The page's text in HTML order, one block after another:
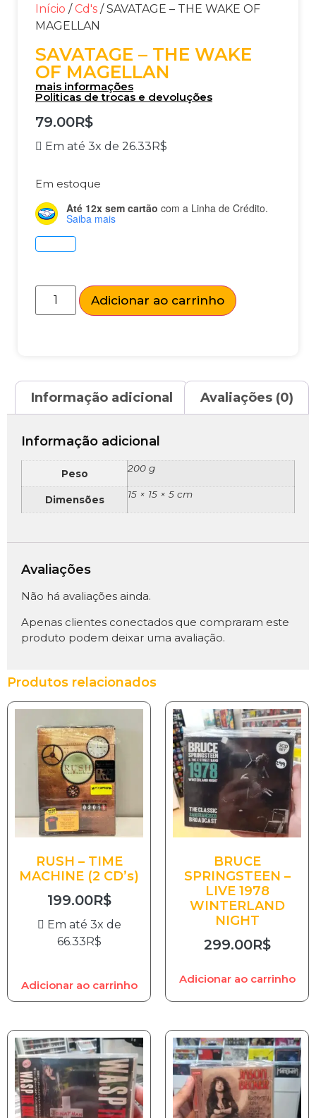
Início / Cd's / SAVATAGE – THE WAKE OF
MAGELLAN
SAVATAGE – THE WAKE
OF MAGELLAN
mais informações
Politicas de trocas e devoluções
79.00R$
Em até 3x de 26.33R$
Em estoque
Até 12x sem cartão com a Linha de Crédito.
Saiba mais
Adicionar ao carrinho
Informação adicional Avaliações (0)
Informação adicional
Peso 200 g
Dimensões 15 × 15 × 5 cm
Avaliações
Não há avaliações ainda.
Apenas clientes conectados que compraram este
produto podem deixar uma avaliação.
Produtos relacionados
RUSH – TIME
MACHINE (2 CD’s)
199.00R$
Em até 3x de
66.33R$
Adicionar ao carrinho
BRUCE
SPRINGSTEEN –
LIVE 1978
WINTERLAND
NIGHT
299.00R$
Adicionar ao carrinho